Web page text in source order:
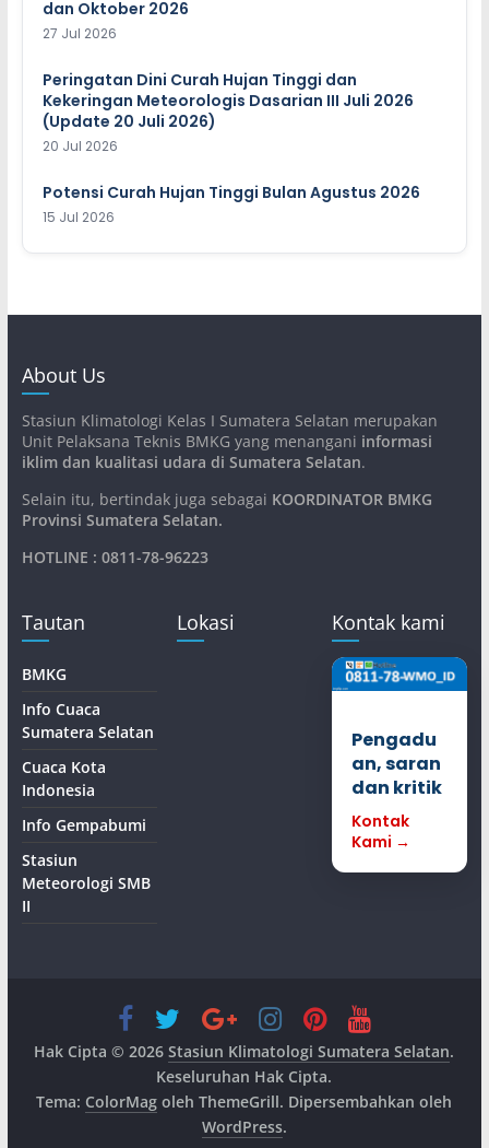
dan Oktober 2026
27 Jul 2026
Peringatan Dini Curah Hujan Tinggi dan
Kekeringan Meteorologis Dasarian III Juli 2026
(Update 20 Juli 2026)
20 Jul 2026
Potensi Curah Hujan Tinggi Bulan Agustus 2026
15 Jul 2026
About Us
Stasiun Klimatologi Kelas I Sumatera Selatan merupakan
Unit Pelaksana Teknis BMKG yang menangani informasi
iklim dan kualitasi udara di Sumatera Selatan.
Selain itu, bertindak juga sebagai KOORDINATOR BMKG
Provinsi Sumatera Selatan.
HOTLINE : 0811-78-96223
Tautan
BMKG
Info Cuaca
Sumatera Selatan
Cuaca Kota
Indonesia
Info Gempabumi
Stasiun
Meteorologi SMB
II
Lokasi Kontak kami
Pengadu
an, saran
dan kritik
Kontak
Kami →
Hak Cipta © 2026Stasiun Klimatologi Sumatera Selatan.
Keseluruhan Hak Cipta.
Tema: ColorMag oleh ThemeGrill. Dipersembahkan oleh
WordPress.